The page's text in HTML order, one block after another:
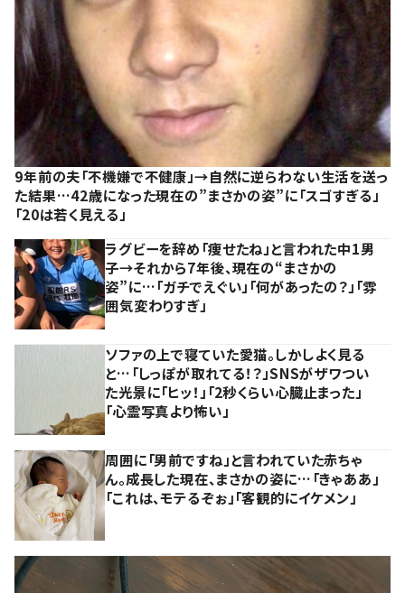
9年前の夫「不機嫌で不健康」→自然に逆らわない生活を送っ
た結果…42歳になった現在の”まさかの姿”に「スゴすぎる」
「20は若く見える」
ラグビーを辞め「痩せたね」と言われた中1男
子→それから7年後、現在の“まさかの
姿”に…「ガチでえぐい」「何があったの？」「雰
囲気変わりすぎ」
ソファの上で寝ていた愛猫。しかしよく見る
と…「しっぽが取れてる！？」SNSがザワつい
た光景に「ヒッ！」「2秒くらい心臓止まった」
「心霊写真より怖い」
周囲に「男前ですね」と言われていた赤ちゃ
ん。成長した現在、まさかの姿に…「きゃああ」
「これは、モテるぞぉ」「客観的にイケメン」